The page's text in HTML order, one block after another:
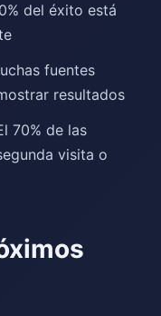
del éxito está
fuentes
resultados
70% de las
visita o